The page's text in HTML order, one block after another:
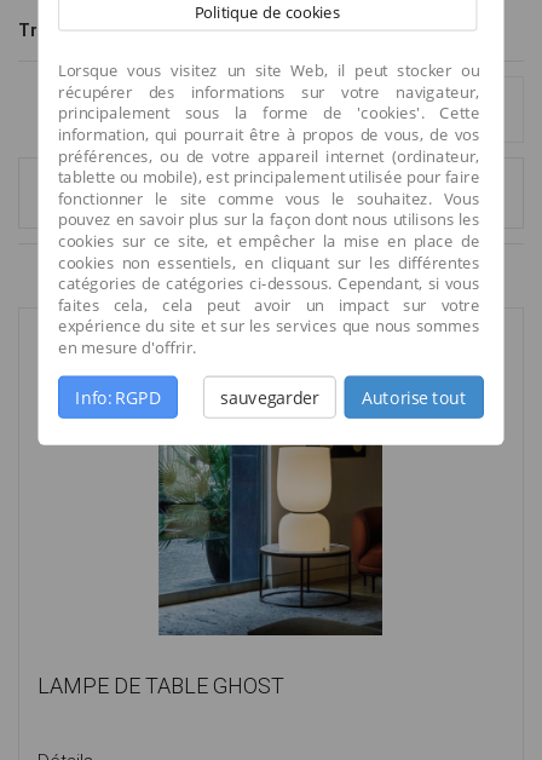
Politique de cookies
Lorsque vous visitez un site Web, il peut stocker ou
récupérer des informations sur votre navigateur,
principalement sous la forme de 'cookies'. Cette
information, qui pourrait être à propos de vous, de vos
préférences, ou de votre appareil internet (ordinateur,
tablette ou mobile), est principalement utilisée pour faire
fonctionner le site comme vous le souhaitez. Vous
pouvez en savoir plus sur la façon dont nous utilisons les
cookies sur ce site, et empêcher la mise en place de
cookies non essentiels, en cliquant sur les différentes
catégories de catégories ci-dessous. Cependant, si vous
faites cela, cela peut avoir un impact sur votre
expérience du site et sur les services que nous sommes
en mesure d'offrir.
Info: RGPD sauvegarder Autorise tout
Tri -- Montrer 6 par page
Comparer (0)
Afficher tout
1
Résultats 1 - 6 sur 17.
LAMPE DE TABLE GHOST